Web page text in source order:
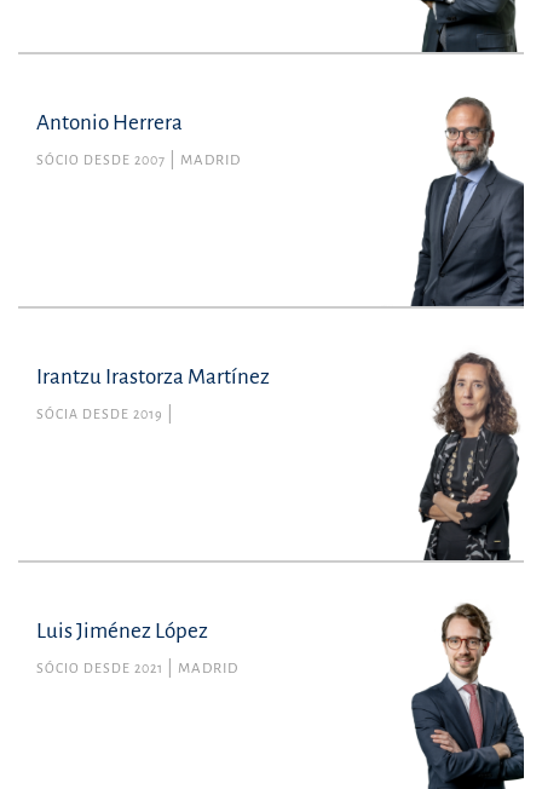
Antonio Herrera
SÓCIO DESDE 2007 MADRID
Irantzu Irastorza Martínez
SÓCIA DESDE 2019
Luis Jiménez López
SÓCIO DESDE 2021 MADRID